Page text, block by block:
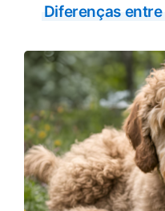
Diferenças